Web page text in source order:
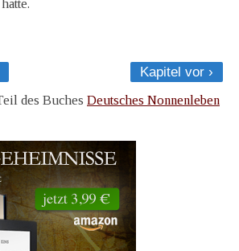
Kapitel vor ›
des Buches Deutsches Nonnenleben